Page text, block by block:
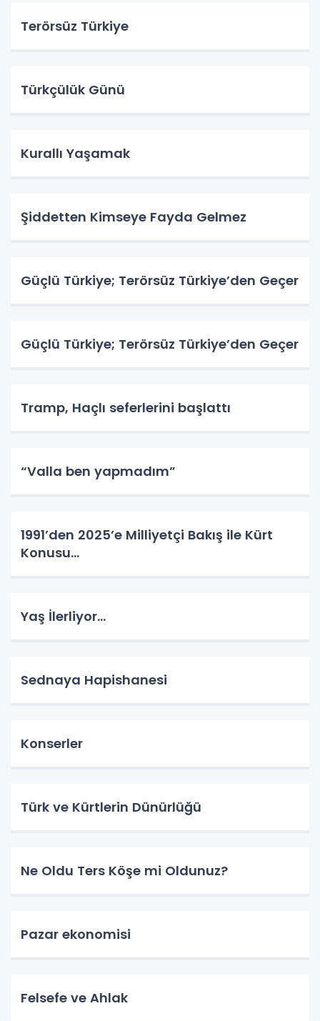
Terörsüz Türkiye
Türkçülük Günü
Kurallı Yaşamak
Şiddetten Kimseye Fayda Gelmez
Güçlü Türkiye; Terörsüz Türkiye’den Geçer
Güçlü Türkiye; Terörsüz Türkiye’den Geçer
Tramp, Haçlı seferlerini başlattı
“Valla ben yapmadım”
1991’den 2025’e Milliyetçi Bakış ile Kürt
Konusu…
Yaş İlerliyor…
Sednaya Hapishanesi
Konserler
Türk ve Kürtlerin Dünürlüğü
Ne Oldu Ters Köşe mi Oldunuz?
Pazar ekonomisi
Felsefe ve Ahlak